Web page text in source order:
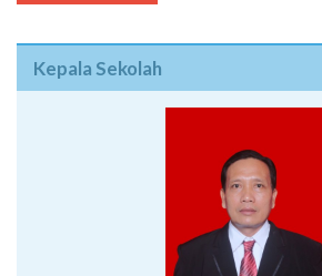
Kepala Sekolah